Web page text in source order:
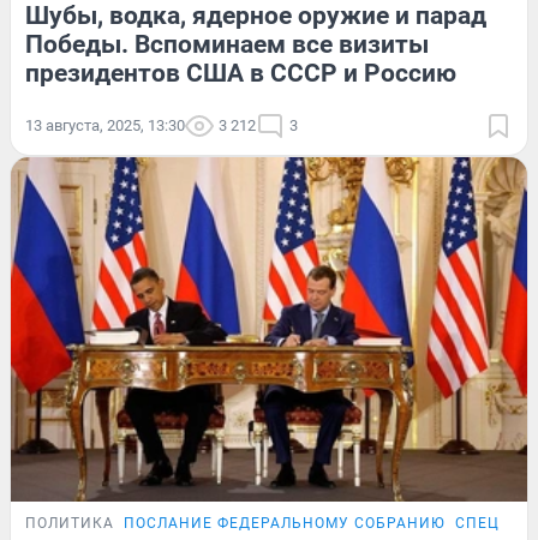
Шубы, водка, ядерное оружие и парад
Победы. Вспоминаем все визиты
президентов США в СССР и Россию
13 августа, 2025, 13:30 3 212 3
ПОЛИТИКА ПОСЛАНИЕ ФЕДЕРАЛЬНОМУ СОБРАНИЮ